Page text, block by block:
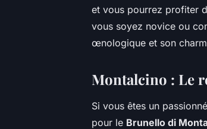
et vous pourrez profiter
vous soyez novice ou
œnologique et son
Montalcino : Le
Si vous êtes un
pour le Brunello di